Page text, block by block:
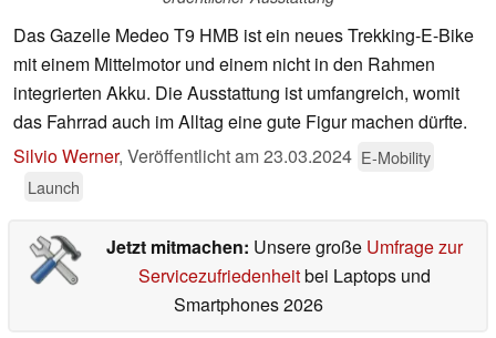
Das Gazelle Medeo T9 HMB ist ein neues Trekking-E-Bike
mit einem Mittelmotor und einem nicht in den Rahmen
integrierten Akku. Die Ausstattung ist umfangreich, womit
das Fahrrad auch im Alltag eine gute Figur machen dürfte.
Silvio Werner, Veröffentlicht am23.03.2024 E-Mobility
Launch
Jetzt mitmachen: Unsere große Umfrage zur
Servicezufriedenheitbei Laptops und
Smartphones 2026